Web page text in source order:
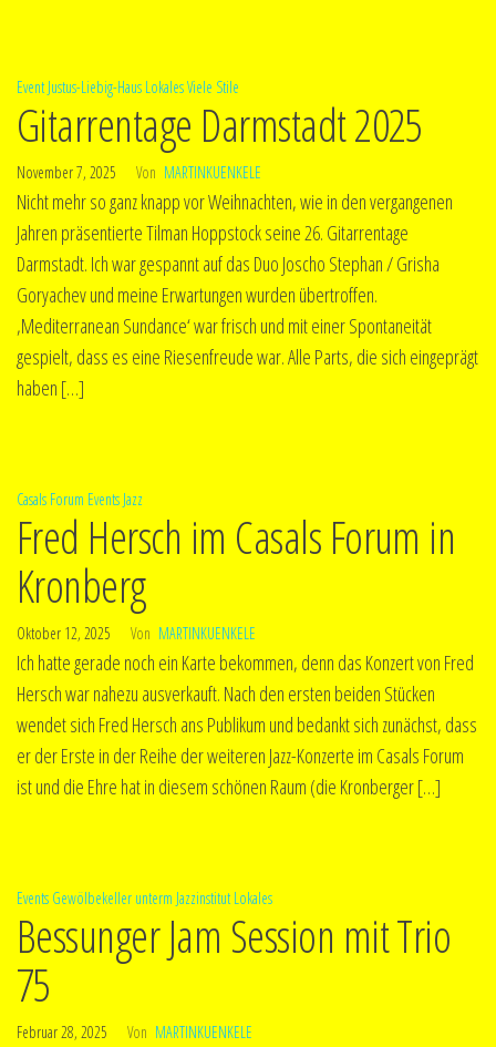
Event Justus-Liebig-Haus LokalesViele Stile
Gitarrentage Darmstadt 2025
November 7, 2025 Von MARTINKUENKELE
Nicht mehr so ganz knapp vor Weihnachten, wie in den vergangenen
Jahren präsentierte Tilman Hoppstock seine 26. Gitarrentage
Darmstadt. Ich war gespannt auf das Duo Joscho Stephan / Grisha
Goryachev und meine Erwartungen wurden übertroffen.
‚Mediterranean Sundance‘ war frisch und mit einer Spontaneität
gespielt, dass es eine Riesenfreude war. Alle Parts, die sich eingeprägt
haben […]
Casals Forum Events Jazz
Fred Hersch im Casals Forum in
Kronberg
Oktober 12, 2025 Von MARTINKUENKELE
Ich hatte gerade noch ein Karte bekommen, denn das Konzert von Fred
Hersch war nahezu ausverkauft. Nach den ersten beiden Stücken
wendet sich Fred Hersch ans Publikum und bedankt sich zunächst, dass
er der Erste in der Reihe der weiteren Jazz-Konzerte im Casals Forum
ist und die Ehre hat in diesem schönen Raum (die Kronberger […]
Events Gewölbekeller unterm Jazzinstitut Lokales
Bessunger Jam Session mit Trio
75
Februar 28, 2025 Von MARTINKUENKELE